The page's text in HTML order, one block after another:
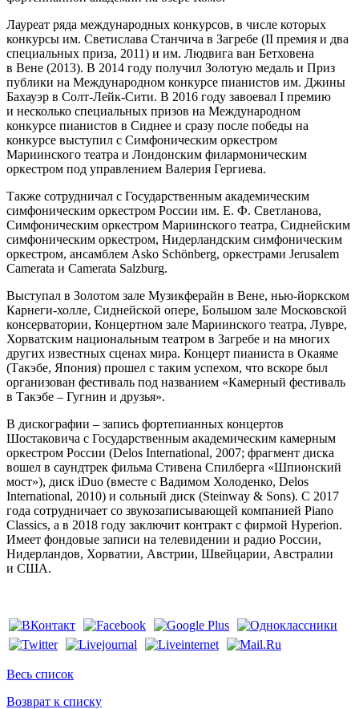
Лауреат ряда международных конкурсов, в числе которых
конкурсы им. Светислава Станчича в Загребе (II премия и два
специальных приза, 2011) и им. Людвига ван Бетховена
в Вене (2013). В 2014 году получил Золотую медаль и Приз
публики на Международном конкурсе пианистов им. Джины
Бахауэр в Солт-Лейк-Сити. В 2016 году завоевал I премию
и несколько специальных призов на Международном
конкурсе пианистов в Сиднее и сразу после победы на
конкурсе выступил с Симфоническим оркестром
Мариинского театра и Лондонским филармоническим
оркестром под управлением Валерия Гергиева.
Также сотрудничал с Государственным академическим
симфоническим оркестром России им. Е. Ф. Светланова,
Симфоническим оркестром Мариинского театра, Сиднейским
симфоническим оркестром, Нидерландским симфоническим
оркестром, ансамблем Asko Schönberg, оркестрами Jerusalem
Camerata и Camerata Salzburg.
Выступал в Золотом зале Музикферайн в Вене, нью-йоркском
Карнеги-холле, Сиднейской опере, Большом зале Московской
консерватории, Концертном зале Мариинского театра, Лувре,
Хорватским национальным театром в Загребе и на многих
других известных сценах мира. Концерт пианиста в Окаяме
(Такэбе, Япония) прошел с таким успехом, что вскоре был
организован фестиваль под названием «Камерный фестиваль
в Такэбе – Гугнин и друзья».
В дискографии – запись фортепианных концертов
Шостаковича с Государственным академическим камерным
оркестром России (Delos International, 2007; фрагмент диска
вошел в саундтрек фильма Стивена Спилберга «Шпионский
мост»), диск iDuo (вместе с Вадимом Холоденко, Delos
International, 2010) и сольный диск (Steinway & Sons). С 2017
года сотрудничает со звукозаписывающей компанией Piano
Classics, а в 2018 году заключит контракт с фирмой Hyperion.
Имеет фондовые записи на телевидении и радио России,
Нидерландов, Хорватии, Австрии, Швейцарии, Австралии
и США.
Весь список
Возврат к списку